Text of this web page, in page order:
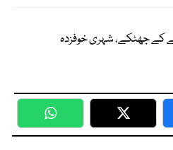
کے جھٹکے، شہری خوفزدہ
WhatsApp Twitter